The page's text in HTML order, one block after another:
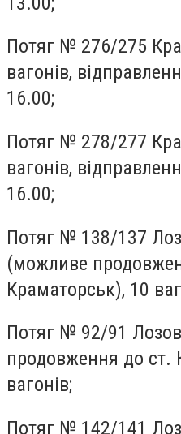
Потяг № 276/275
вагонів,
16.00;
Потяг № 278/277
вагонів,
16.00;
Потяг № 138/137
(можливе
Краматорськ), 10
Потяг № 92/91
продовження до ст.
вагонів;
Потяг № 142/141